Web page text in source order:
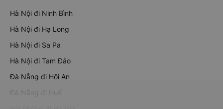
Hà Nội đi Ninh Bình
Hà Nội đi Hạ Long
Hà Nội đi Sa Pa
Hà Nội đi Tam Đảo
Đà Nẵng đi Hội An
Đà Nẵng đi Huế